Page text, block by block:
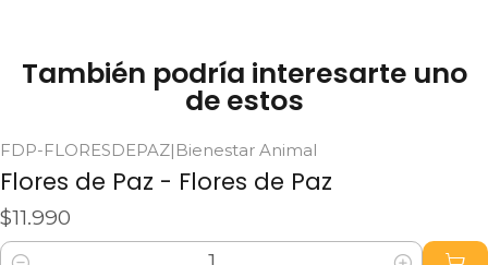
También podría interesarte uno
de estos
FDP-FLORESDEPAZ| Bienestar Animal
Flores de Paz - Flores de Paz
$11.990